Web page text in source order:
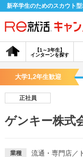
新卒学生のためのスカウト
【1～3年生】
インターンを探す
会員登録
探す
大学1,2年生歓迎
正社員
ゲンキー株式
業種 流通・専門店／